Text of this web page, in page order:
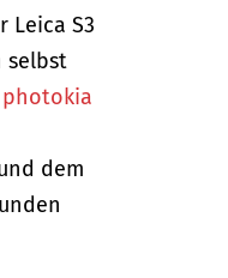
Leica S3
selbst
photokia
dem